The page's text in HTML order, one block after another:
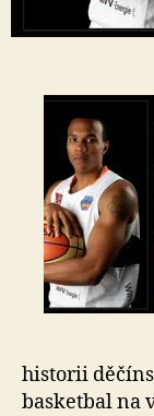
historii
basketbal na